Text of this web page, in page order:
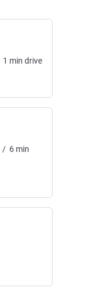
1 min drive
/ 6 min